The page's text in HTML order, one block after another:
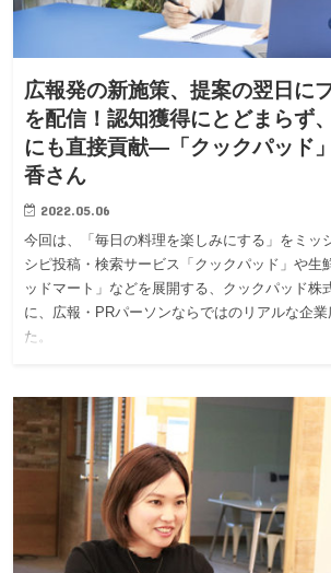
広報発の新施策、提案の翌日に
を配信！認知獲得にとどまらず
にも直接貢献—「クックパッド
香さん
2022.05.06
今回は、「毎日の料理を楽しみにする」をミッ
シピ投稿・検索サービス「クックパッド」や生
ッドマート」などを展開する、クックパッド株
に、広報・PRパーソンならではのリアルな企
た。